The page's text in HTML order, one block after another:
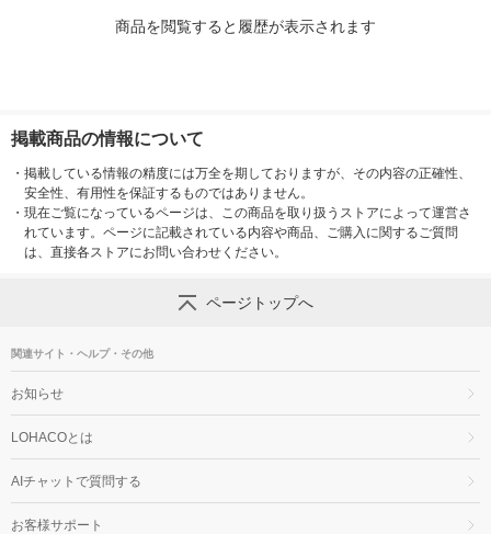
商品を閲覧すると履歴が表示されます
掲載商品の情報について
・ 掲載している情報の精度には万全を期しておりますが、その内容の正確性、
安全性、有用性を保証するものではありません。
・ 現在ご覧になっているページは、この商品を取り扱うストアによって運営さ
れています。ページに記載されている内容や商品、ご購入に関するご質問
は、直接各ストアにお問い合わせください。
ページトップへ
関連サイト・ヘルプ・その他
お知らせ
LOHACOとは
AIチャットで質問する
お客様サポート